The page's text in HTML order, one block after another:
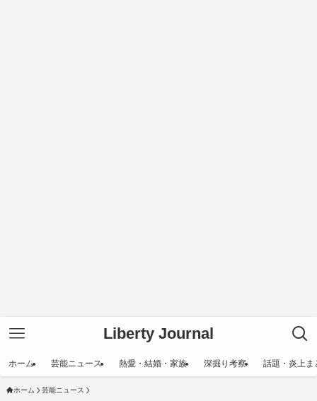
Liberty Journal
ホーム 芸能ニュース 熱愛・結婚・家族 深掘り考察 話題・炎上ま
ホーム 芸能ニュース